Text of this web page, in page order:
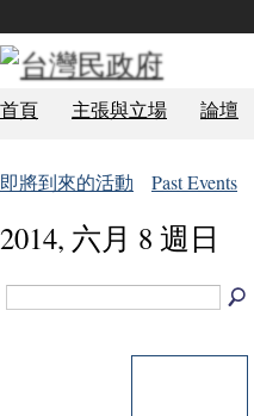
首頁 主張與立場 論壇
即將到來的活動 Past Events
2014, 六月 8 週日